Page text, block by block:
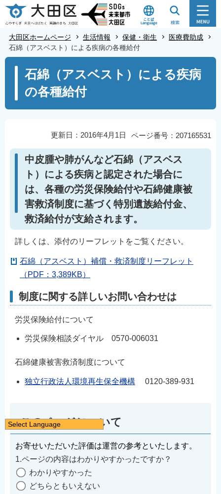
こ
の
ジ
大田区ホームページ 生活情報 保健・衛生
医療費助成
石綿（アスベスト）による疾病の各種給付
石綿（アスベスト）による疾病
の各種給付
ページ番号：207165531
更新日：2016年4月1日
中皮腫や肺がんなど石綿（アスベス
ト）による疾病と認定された場合に
は、各種の労災保険給付や石綿健康被
害救済制度に基づく特別遺族給付金、
救済給付が支給されます。
詳しくは、添付のリーフレットをご覧ください。
石綿（アスベスト）補償・救済制度リーフレット
（PDF：3,389KB）
制度に関する詳しいお問い合わせは
労災保険給付について
労災保険相談ダイヤル 0570-006031
石綿健康被害救済制度について
独立行政法人環境再生保全機構 0120-389-931
このページについて
お寄せいただいた評価は運営の参考といたします。
1.ページの内容はわかりやすかったですか？
わかりやすかった
どちらともいえない
Select Language
English
简体中文
繁體中文